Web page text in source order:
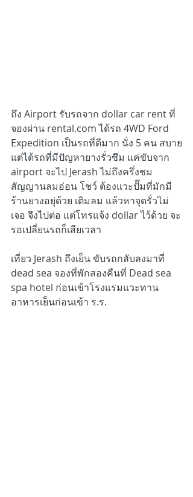
ถึง Airport รับรถจาก dollar car rent ที่
จองผ่าน rental.com ได้รถ 4WD Ford
Expedition เป็นรถที่ดีมาก นั่ง 5 คน สบาย
แต่ได้รถที่มีปัญหายางรั่วซึม แค่ขับจาก
airport จะไป Jerash ไม่ถึงครึ่งชม
สัญญานลมอ่อน โชว์ ต้องแวะปั๊มที่มักมี
ร้านยางอยุ่ด้วย เติมลม แล้วหาจุดรั่วไม่
เจอ จึงไปต่อ แต่โทรแจ้ง dollar ไว้ด้วย จะ
รอเปลี่ยนรถก็เสียเวลา
เที่ยว Jerash ถึงเย็น ขับรถกลับลงมาที่
dead sea จองที่พักสองคืนที่ Dead sea
spa hotel ก่อนเข้าโรงแรมแวะทาน
อาหารเย็นก่อนเข้า ร.ร.